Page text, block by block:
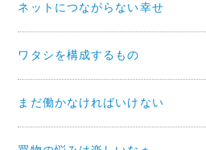
ネットにつながらない幸せ
ワタシを構成するもの
まだ働かなければいけない